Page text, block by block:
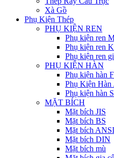
Xà Gồ
Phụ Kiện Thép
PHỤ KIỆN REN
Phụ kiện ren
Phụ kiện ren
Phụ kiện ren
PHỤ KIỆN HÀN
Phụ kiện hàn
Phụ Kiện Hàn
Phụ kiện hàn
MẶT BÍCH
Mặt bích JIS
Mặt bích BS
Mặt bích ANSI
Mặt bích DIN
Mặt bích mù